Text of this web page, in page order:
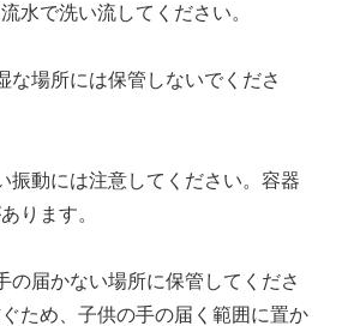
水で洗い流してください。
な場所には保管しないでくださ
振動には注意してください。容器
ります。
の届かない場所に保管してくださ
ため、子供の手の届く範囲に置か